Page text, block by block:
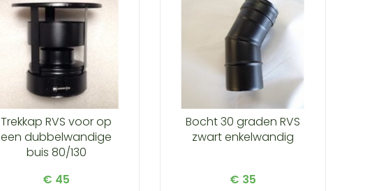
Trekkap RVS voor op
een dubbelwandige
buis 80/130
€ 45
Bocht 30 graden RVS
zwart enkelwandig
€ 35